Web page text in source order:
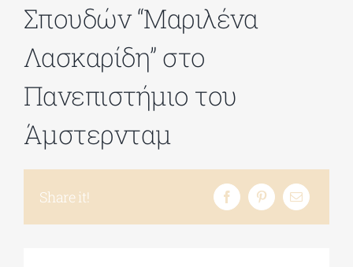
ΕΚΔΗΛΩΣΕΙΣ
Σπουδών “Μαριλένα
Λασκαρίδη” στο
Πανεπιστήμιο του
Άμστερνταμ
Share it!